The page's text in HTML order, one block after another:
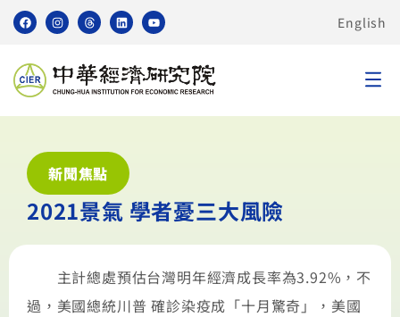
English
新聞焦點
2021景氣 學者憂三大風險
主計總處預估台灣明年經濟成長率為3.92%，不
過，美國總統川普 確診染疫成「十月驚奇」，美國